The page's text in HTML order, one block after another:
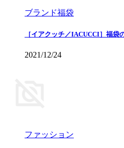
ブランド福袋
［イアクッチ／IACUCCI］福
2021/12/24
ファッション